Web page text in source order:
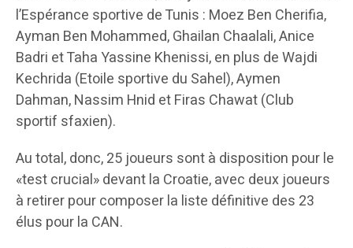
l’Espérance sportive de Tunis : Moez Ben Cherifia,
Ayman Ben Mohammed, Ghailan Chaalali, Anice
Badri et Taha Yassine Khenissi, en plus de Wajdi
Kechrida (Etoile sportive du Sahel), Aymen
Dahman, Nassim Hnid et Firas Chawat (Club
sportif sfaxien).
Au total, donc, 25 joueurs sont à disposition pour le
«test crucial» devant la Croatie, avec deux joueurs
à retirer pour composer la liste définitive des 23
élus pour la CAN.